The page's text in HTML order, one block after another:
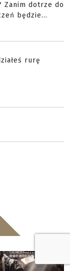
Zanim dotrze do
będzie...
rurę